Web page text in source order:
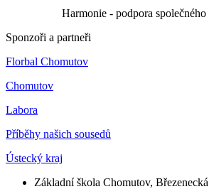
Harmonie - podpora
Sponzoři a partneři
Florbal Chomutov
Chomutov
Labora
Příběhy našich sousedů
Ústecký kraj
Základní škola Chomutov,